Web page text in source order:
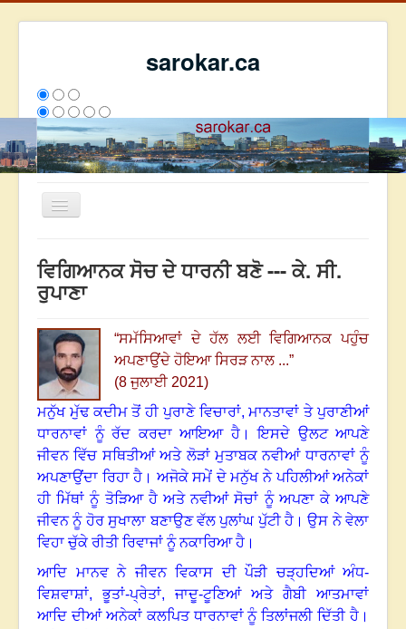
sarokar.ca
Toggle
ਰਚਨਾਵਾਂ
ਸੰਪਰਕ
We have 234 guests and no members online
2808242
ਇਸ ਹਫਤੇ35676
ਵਿਗਿਆਨਕ ਸੋਚ ਦੇ ਧਾਰਨੀ ਬਣੋ --- ਕੇ. ਸੀ.
ਰੁਪਾਣਾ
“ਸਮੱਸਿਆਵਾਂ ਦੇ ਹੱਲ ਲਈ ਵਿਗਿਆਨਕ ਪਹੁੰਚ
ਅਪਣਾਉਂਦੇ ਹੋਇਆ ਸਿਰੜ ਨਾਲ ...”
(8 ਜੁਲਾਈ 2021)
ਮਨੁੱਖ ਮੁੱਢ ਕਦੀਮ ਤੋਂ ਹੀ ਪੁਰਾਣੇ ਵਿਚਾਰਾਂ,ਮਾਨਤਾਵਾਂ ਤੇ ਪੁਰਾਣੀਆਂ
ਧਾਰਨਾਵਾਂ ਨੂੰ ਰੱਦ ਕਰਦਾ ਆਇਆ ਹੈ।ਇਸਦੇ ਉਲਟ ਆਪਣੇ
ਜੀਵਨ ਵਿੱਚ ਸਥਿਤੀਆਂ ਅਤੇ ਲੋੜਾਂ ਮੁਤਾਬਕ ਨਵੀਆਂ ਧਾਰਨਾਵਾਂ ਨੂੰ
ਅਪਣਾਉਂਦਾ ਰਿਹਾ ਹੈ । ਅਜੋਕੇ ਸਮੇਂ ਦੇ ਮਨੁੱਖ ਨੇ ਪਹਿਲੀਆਂ ਅਨੇਕਾਂ
ਹੀ ਮਿੱਥਾਂ ਨੂੰ ਤੋੜਿਆ ਹੈ ਅਤੇ ਨਵੀਆਂ ਸੋਚਾਂ ਨੂੰ ਅਪਣਾ ਕੇ ਆਪਣੇ
ਜੀਵਨ ਨੂੰ ਹੋਰ ਸੁਖਾਲਾ ਬਣਾਉਣ ਵੱਲ ਪੁਲਾਂਘ ਪੁੱਟੀ ਹੈ ।ਉਸ ਨੇ ਵੇਲਾ
ਵਿਹਾ ਚੁੱਕੇ ਰੀਤੀ ਰਿਵਾਜਾਂ ਨੂੰ ਨਕਾਰਿਆ ਹੈ ।
ਆਦਿ ਮਾਨਵ ਨੇ ਜੀਵਨ ਵਿਕਾਸ ਦੀ ਪੌੜੀ ਚੜ੍ਹਦਿਆਂ ਅੰਧ-
ਵਿਸ਼ਵਾਸ਼ਾਂ,ਭੂਤਾਂ-ਪ੍ਰੇਤਾਂ,ਜਾਦੂ-ਟੂਣਿਆਂ ਅਤੇ ਗੈਬੀ
ਆਤਮਾਵਾਂ
ਆਦਿ ਦੀਆਂ ਅਨੇਕਾਂ ਕਲਪਿਤ ਧਾਰਨਾਵਾਂ ਨੂੰ ਤਿਲਾਂਜਲੀ ਦਿੱਤੀ ਹੈ ।